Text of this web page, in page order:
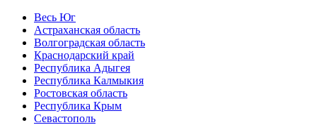
Весь Юг
Астраханская область
Волгоградская область
Краснодарский край
Республика Адыгея
Республика Калмыкия
Ростовская область
Республика Крым
Севастополь